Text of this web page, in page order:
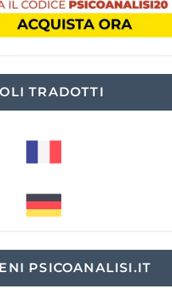
TRADOTTI
PSICOANALISI.IT